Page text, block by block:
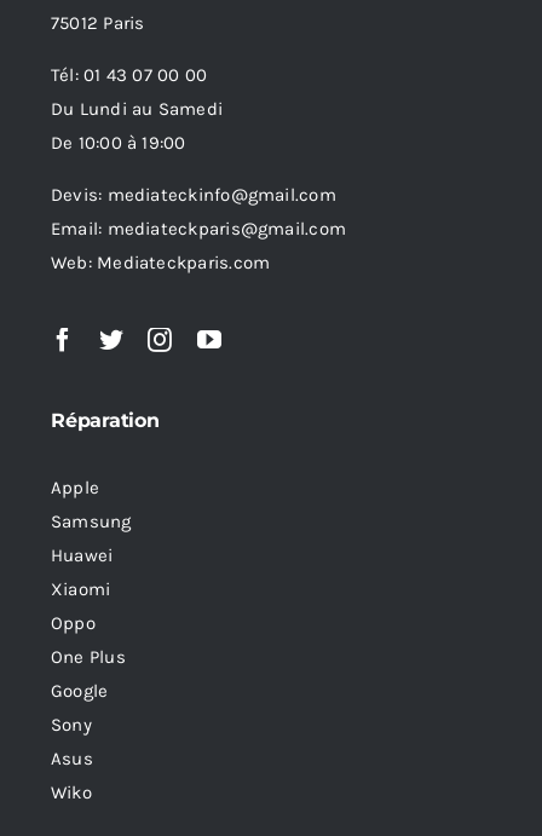
75012 Paris
Tél: 01 43 07 00 00
Du Lundi au Samedi
De 10:00 à 19:00
Devis: mediateckinfo@gmail.com
Email: mediateckparis@gmail.com
Web: Mediateckparis.com
Réparation
Apple
Samsung
Huawei
Xiaomi
Oppo
One Plus
Google
Sony
Asus
Wiko